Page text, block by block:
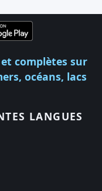
complètes sur
océans, lacs
LANGUES